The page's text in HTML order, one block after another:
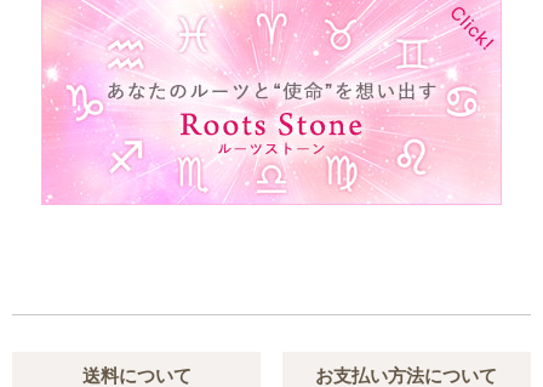
送料について お支払い方法について